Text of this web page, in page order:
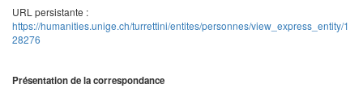
URL persistante :
https://humanities.unige.ch/turrettini/entites/personnes/view_express_entity/1
28276
Présentation de la correspondance